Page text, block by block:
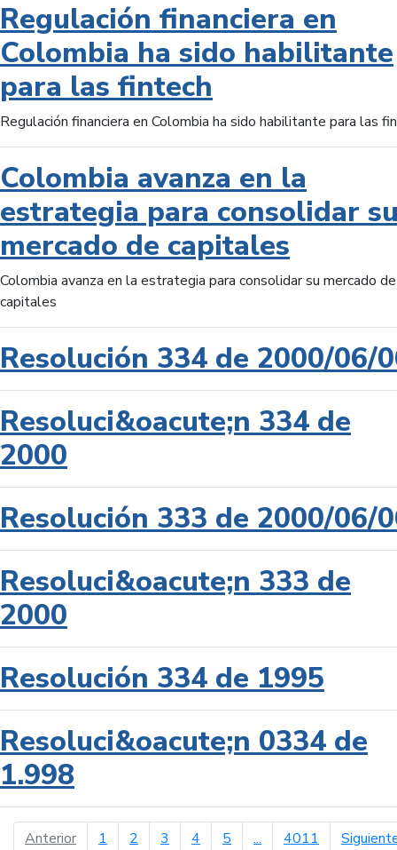
Regulación financiera en
Colombia ha sido habilitante
para las fintech
Regulación financiera en Colombia ha sido habilitante para las
Colombia avanza en la
estrategia para consolidar
mercado de capitales
Colombia avanza en la estrategia para consolidar su mercado de
capitales
Resolución 334 de 2000/06/
Resoluci&oacute;n 334 de
2000
Resolución 333 de 2000/06/
Resoluci&oacute;n 333 de
2000
Resolución 334 de 1995
Resoluci&oacute;n 0334 de
1.998
Anteriorpágina anterior
1 2 3 4 5 ... 4011